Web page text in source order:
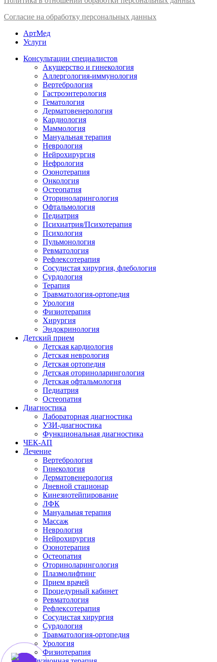
Согласие на обработку персональных данных
АртМед
Услуги
Консультации специалистов
Акушерство и гинекология
Аллергология-иммунология
Вертебрология
Гастроэнтерология
Гематология
Дерматовенерология
Кардиология
Маммология
Мануальная терапия
Неврология
Нейрохирургия
Нефрология
Озонотерапия
Онкология
Остеопатия
Оториноларингология
Офтальмология
Педиатрия
Психиатрия/Психотерапия
Психология
Пульмонология
Ревматология
Рефлексотерапия
Сосудистая хирургия, флебология
Сурдология
Терапия
Травматология-ортопедия
Урология
Физиотерапия
Хирургия
Эндокринология
Детский прием
Детская кардиология
Детская неврология
Детская ортопедия
Детская оториноларингология
Детская офтальмология
Педиатрия
Остеопатия
Диагностика
Лабораторная диагностика
УЗИ-диагностика
Функциональная диагностика
ЧЕК-АП
Лечение
Вертебрология
Гинекология
Дерматовенерология
Дневной стационар
Кинезиотейпирование
ЛФК
Мануальная терапия
Массаж
Неврология
Нейрохирургия
Озонотерапия
Остеопатия
Оториноларингология
Плазмолифтинг
Прием врачей
Процедурный кабинет
Ревматология
Рефлексотерапия
Сосудистая хирургия
Сурдология
Травматология-ортопедия
Урология
Физиотерапия